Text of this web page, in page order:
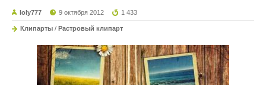
loly777 9 октября 2012 1 433
Клипарты / Растровый клипарт